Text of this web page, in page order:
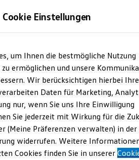
Bewertungen
Cookie Einstellungen
um Ihnen die bestmögliche Nutzung
ermöglichen und unsere
Wir berücksichtigen hierbei Ihre
Daten für Marketing,
nur, wenn Sie uns Ihre Einwilligung
Sie jederzeit mit Wirkung für die
(Meine Präferenzen verwalten) in der
widerrufen. Weitere
Cookies finden Sie in unserer